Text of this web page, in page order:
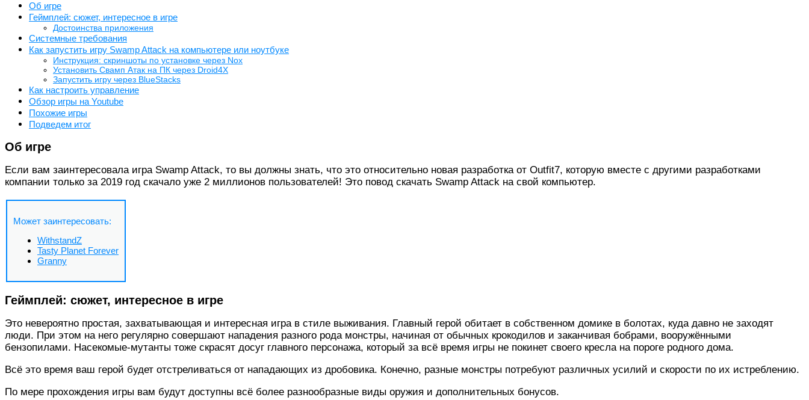
Об игре
Геймплей: сюжет, интересное в игре
Достоинства приложения
Системные требования
Как запустить игру Swamp Attack на компьютере или ноутбуке
Инструкция: скриншоты по установке через Nox
Установить Свамп Атак на ПК через Droid4X
Запустить игру через BlueStacks
Как настроить управление
Обзор игры на Youtube
Похожие игры
Подведем итог
Об игре
Если вам заинтересовала игра Swamp Attack, то вы должны знать, что это относительно новая разработка от Outfit7, которую вместе с другими разработками
компании только за 2019 год скачало уже 2 миллионов пользователей! Это повод скачать Swamp Attack на свой компьютер.
Может заинтересовать:
WithstandZ
Tasty Planet Forever
Granny
Геймплей: сюжет, интересное в игре
Это невероятно простая, захватывающая и интересная игра в стиле выживания. Главный герой обитает в собственном домике в болотах, куда давно не заходят
люди. При этом на него регулярно совершают нападения разного рода монстры, начиная от обычных крокодилов и заканчивая бобрами, вооружёнными
бензопилами. Насекомые-мутанты тоже скрасят досуг главного персонажа, который за всё время игры не покинет своего кресла на пороге родного дома.
Всё это время ваш герой будет отстреливаться от нападающих из дробовика. Конечно, разные монстры потребуют различных усилий и скорости по их истреблению.
По мере прохождения игры вам будут доступны всё более разнообразные виды оружия и дополнительных бонусов.